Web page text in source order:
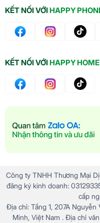
KẾT NỐI VỚIHAPPY
KẾT NỐI VỚIHAPPY HOME
Công ty TNHH Thương Mại
đăng ký kinh doanh:
cấp
Địa chỉ: Tầng 1, 207A
Minh, Việt Nam . Địa chỉ